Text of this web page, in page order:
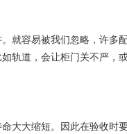
就容易被我们忽略，许多
轨道，会让柜门关不严，
大大缩短。因此在验收时